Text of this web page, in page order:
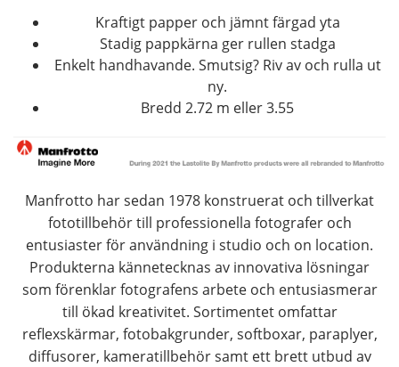
Kraftigt papper och jämnt färgad yta
Stadig pappkärna ger rullen stadga
Enkelt handhavande. Smutsig? Riv av och rulla ut
ny.
Bredd 2.72 m eller 3.55
Manfrotto har sedan 1978 konstruerat och tillverkat
fototillbehör till professionella fotografer och
entusiaster för användning i studio och on location.
Produkterna kännetecknas av innovativa lösningar
som förenklar fotografens arbete och entusiasmerar
till ökad kreativitet. Sortimentet omfattar
reflexskärmar, fotobakgrunder, softboxar, paraplyer,
diffusorer, kameratillbehör samt ett brett utbud av